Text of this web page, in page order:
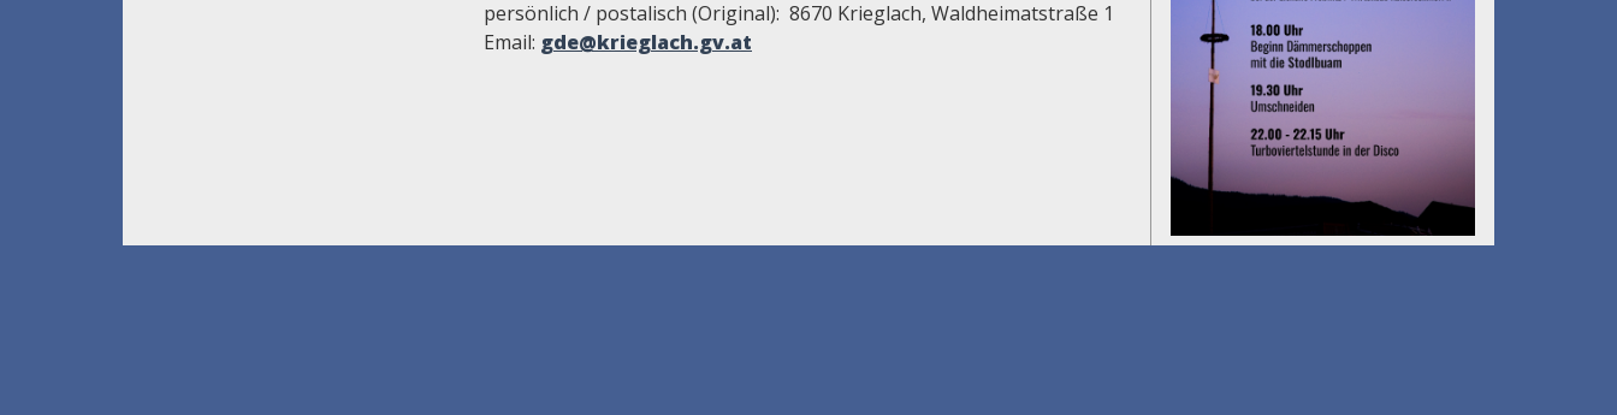
persönlich / postalisch (Original): 8670 Krieglach, Waldheimatstraße 1
Email: gde@krieglach.gv.at